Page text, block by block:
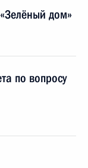
дом»
по вопросу